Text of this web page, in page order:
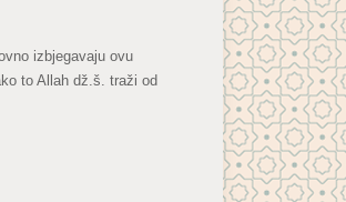
izbjegavaju ovu
to Allah dž.š. traži od